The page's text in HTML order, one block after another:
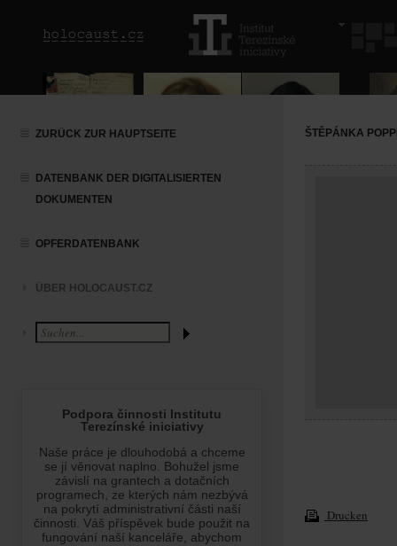
ZURÜCK ZUR HAUPTSEITE
DATENBANK DER DIGITALISIERTEN
DOKUMENTEN
OPFERDATENBANK
ÜBER HOLOCAUST.CZ
ŠTĚPÁNKA
Drucken